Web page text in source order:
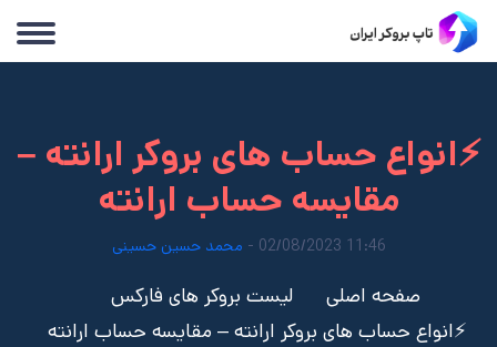
⚡انواع حساب های بروکر ارانته –
مقایسه حساب ارانته
11:46 02/08/2023 - محمد حسین حسینی
صفحه اصلی
لیست بروکر های فارکس
⚡انواع حساب های بروکر ارانته – مقایسه حساب ارانته